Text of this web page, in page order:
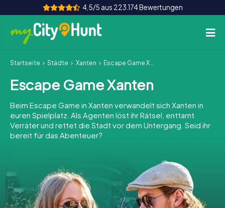
4,5/5 aus 223.174 Bewertungen
So funktioniert's
Städte
Touren
Teamevent
INT AT CH
DE
ES
FR UK
IE
Startseite Städte Xanten Escape Game Xanten
Escape Game Xanten
Beim Escape Game in Xanten verwandelt sich Xanten in
euren Spielplatz. Als Agenten löst ihr Rätsel, enttarnt
Verräter und rettet die Stadt vor dem Untergang. Seid ihr
bereit für das Abenteuer?